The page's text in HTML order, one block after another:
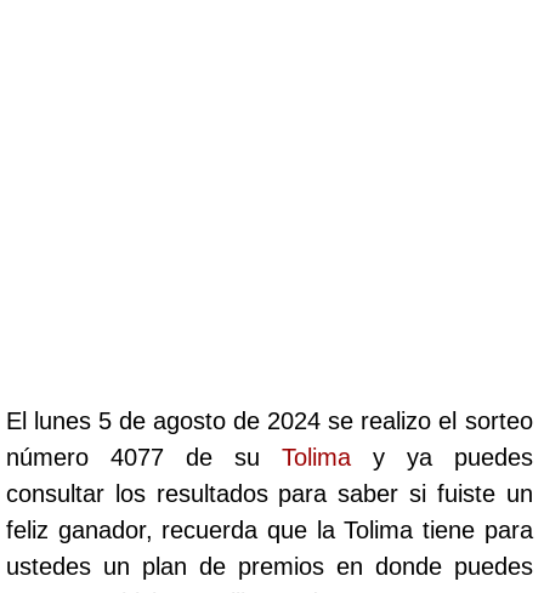
Cafeterito Noche
Caribeña Día
Caribeña Noche
El lunes 5 de agosto de 2024 se realizo el sorteo
número 4077 de su Tolimay ya puedes
consultar los resultados para saber si fuiste un
feliz ganador, recuerda que la Tolima tiene para
ustedes un plan de premios en donde puedes